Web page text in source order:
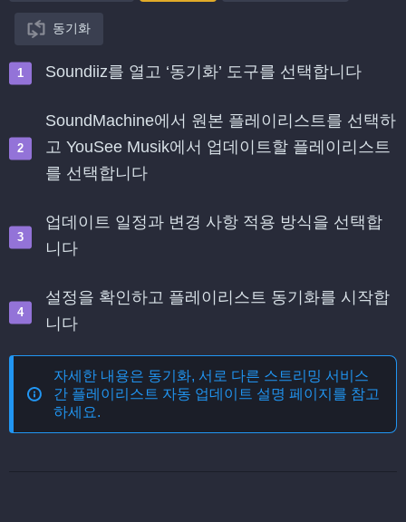
동기화
Soundiiz를 열고 ‘동기화’ 도구를 선택합니다
SoundMachine에서 원본 플레이리스트를 선택하
고 YouSee Musik에서 업데이트할 플레이리스트
를 선택합니다
업데이트 일정과 변경 사항 적용 방식을 선택합
니다
설정을 확인하고 플레이리스트 동기화를 시작합
니다
자세한 내용은 동기화, 서로 다른 스트리밍 서비스
간 플레이리스트 자동 업데이트 설명 페이지를 참고
하세요.